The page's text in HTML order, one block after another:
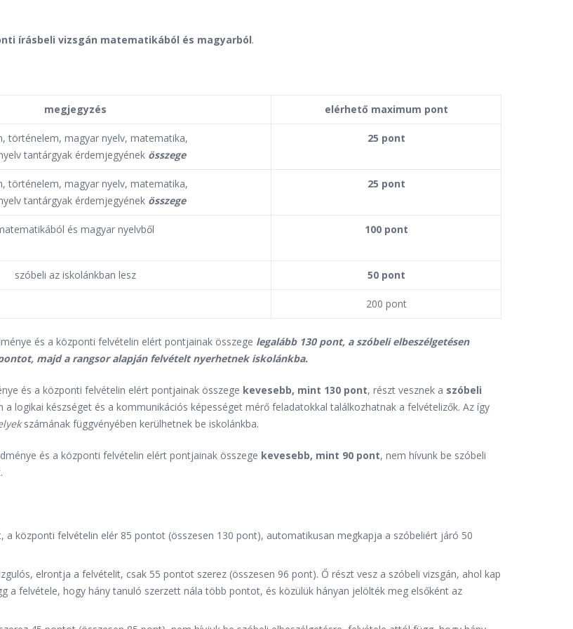
írásbeli vizsgán matematikából és magyarból.
megjegyzés elérhető maximum pont
történelem, magyar nyelv, matematika,
tantárgyak érdemjegyének összege
25 pont
történelem, magyar nyelv, matematika,
tantárgyak érdemjegyének összege
25 pont
és magyar nyelvből 100 pont
szóbeli az iskolánkban lesz 50 pont
200 pont
és a központi felvételin elért pontjainak összege legalább 130 pont, a szóbeli elbeszélgetésen
majd a rangsor alapján felvételt nyerhetnek iskolánkba.
és a központi felvételin elért pontjainak összege kevesebb, mint 130 pont, részt vesznek a szóbeli
a logikai készséget és a kommunikációs képességet mérő feladatokkal találkozhatnak a felvételizők. Az így
számának függvényében kerülhetnek be iskolánkba.
és a központi felvételin elért pontjainak összege kevesebb, mint 90 pont, nem hívunk be szóbeli
a központi felvételin elér 85 pontot (összesen 130 pont), automatikusan megkapja a szóbeliért járó 50
elrontja a felvételit, csak 55 pontot szerez (összesen 96 pont). Ő részt vesz a szóbeli vizsgán, ahol kap
a felvétele, hogy hány tanuló szerzett nála több pontot, és közülük hányan jelölték meg elsőként az